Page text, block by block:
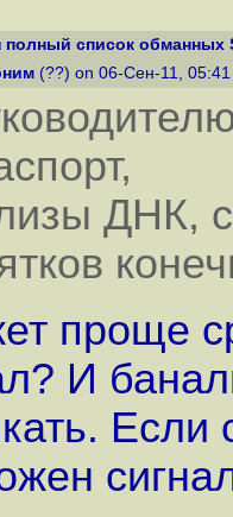
полный список обманных
(??) on 06-Сен-11,
ДНК,
проще
И
Если